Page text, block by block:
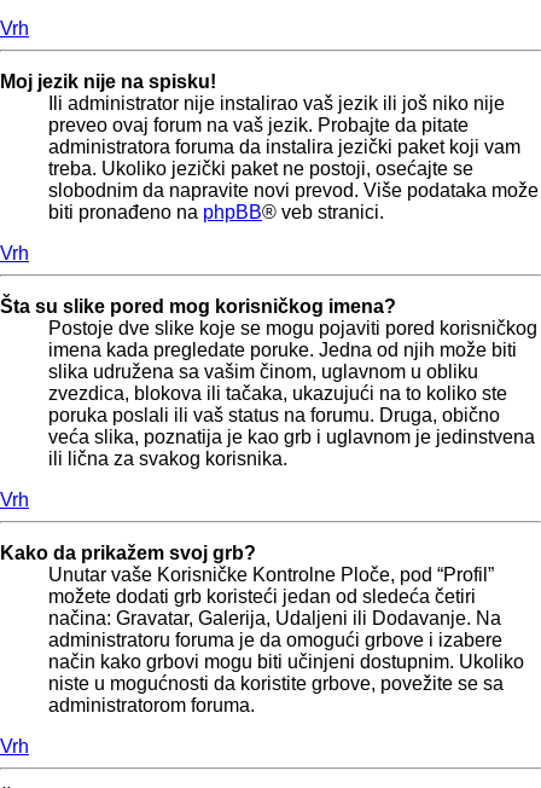
Vrh
Moj jezik nije na spisku!
Ili administrator nije instalirao vaš jezik ili još niko nije
preveo ovaj forum na vaš jezik. Probajte da pitate
administratora foruma da instalira jezički paket koji vam
treba. Ukoliko jezički paket ne postoji, osećajte se
slobodnim da napravite novi prevod. Više podataka može
biti pronađeno na phpBB® veb stranici.
Vrh
Šta su slike pored mog korisničkog imena?
Postoje dve slike koje se mogu pojaviti pored korisničkog
imena kada pregledate poruke. Jedna od njih može biti
slika udružena sa vašim činom, uglavnom u obliku
zvezdica, blokova ili tačaka, ukazujući na to koliko ste
poruka poslali ili vaš status na forumu. Druga, obično
veća slika, poznatija je kao grb i uglavnom je jedinstvena
ili lična za svakog korisnika.
Vrh
Kako da prikažem svoj grb?
Unutar vaše Korisničke Kontrolne Ploče, pod “Profil”
možete dodati grb koristeći jedan od sledeća četiri
načina: Gravatar, Galerija, Udaljeni ili Dodavanje. Na
administratoru foruma je da omogući grbove i izabere
način kako grbovi mogu biti učinjeni dostupnim. Ukoliko
niste u mogućnosti da koristite grbove, povežite se sa
administratorom foruma.
Vrh